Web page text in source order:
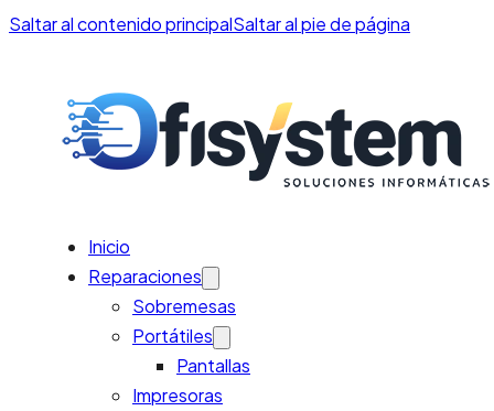
Saltar al contenido principalSaltar al pie de página
Inicio
Reparaciones
Sobremesas
Portátiles
Pantallas
Impresoras